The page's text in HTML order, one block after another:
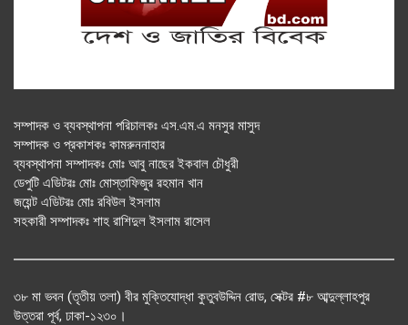
সম্পাদক ও ব্যবস্থাপনা পরিচালকঃ এস.এম.এ মনসুর মাসুদ
সম্পাদক ও প্রকাশকঃ কামরুননাহার
ব্যবস্থাপনা সম্পাদকঃ মোঃ আবু নাছের ইকবাল চৌধুরী
ডেপুটি এডিটরঃ মোঃ মোস্তাফিজুর রহমান খান
জয়েন্ট এডিটরঃ মোঃ রবিউল ইসলাম
সহকারী সম্পাদকঃ শাহ রাশিদুল ইসলাম রাসেল
৩৮ মা ভবন (তৃতীয় তলা) বীর মুক্তিযোদ্ধা কুতুবউদ্দিন রোড, সেক্টর #৮ আব্দুল্লাহপুর
উত্তরা পূর্ব, ঢাকা-১২৩০।